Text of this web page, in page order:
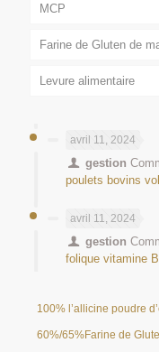
MCP
Farine de Gluten de
Levure alimentaire
avril 11, 2024
gestion
poulets bovins
avril 11, 2024
gestion
folique vitamine
100% l’allicine poudre
60%/65%Farine de